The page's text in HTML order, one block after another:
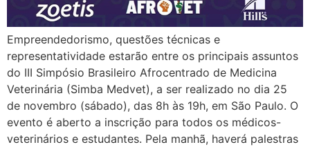
Empreendedorismo, questões técnicas e
representatividade estarão entre os principais assuntos
do III Simpósio Brasileiro Afrocentrado de Medicina
Veterinária (Simba Medvet), a ser realizado no dia 25
de novembro (sábado), das 8h às 19h, em São Paulo. O
evento é aberto a inscrição para todos os médicos-
veterinários e estudantes. Pela manhã, haverá palestras